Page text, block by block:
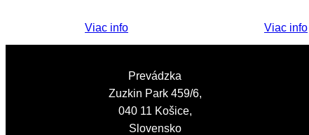
Viac info Viac info
Prevádzka
Zuzkin Park 459/6,
040 11 Košice,
Slovensko